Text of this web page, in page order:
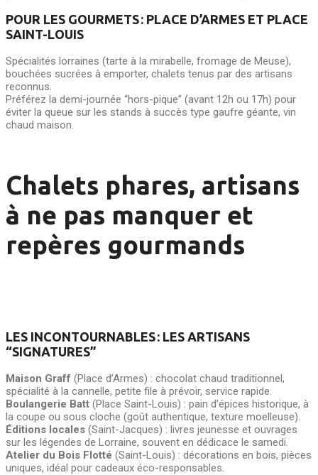
POUR LES GOURMETS : PLACE D’ARMES ET PLACE
SAINT-LOUIS
Spécialités lorraines (tarte à la mirabelle, fromage de Meuse),
bouchées sucrées à emporter, chalets tenus par des artisans
reconnus.
Préférez la demi-journée “hors-pique” (avant 12h ou 17h) pour
éviter la queue sur les stands à succès type gaufre géante, vin
chaud maison.
Chalets phares, artisans
à ne pas manquer et
repères gourmands
LES INCONTOURNABLES : LES ARTISANS
“SIGNATURES”
Maison Graff (Place d’Armes) : chocolat chaud traditionnel,
spécialité à la cannelle, petite file à prévoir, service rapide.
Boulangerie Batt (Place Saint-Louis) : pain d’épices historique, à
la coupe ou sous cloche (goût authentique, texture moelleuse).
Éditions locales (Saint-Jacques) : livres jeunesse et ouvrages
sur les légendes de Lorraine, souvent en dédicace le samedi.
Atelier du Bois Flotté (Saint-Louis) : décorations en bois, pièces
uniques, idéal pour cadeaux éco-responsables.